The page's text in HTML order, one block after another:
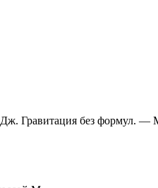
Дж. Гравитация без